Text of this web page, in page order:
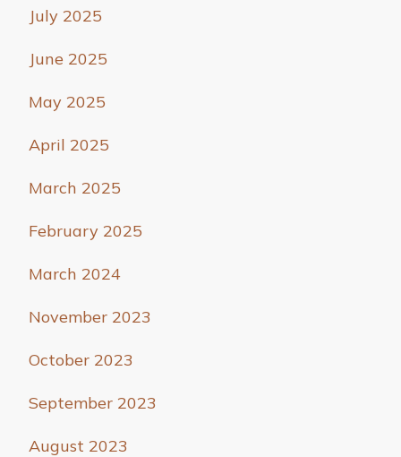
July 2025
June 2025
May 2025
April 2025
March 2025
February 2025
March 2024
November 2023
October 2023
September 2023
August 2023